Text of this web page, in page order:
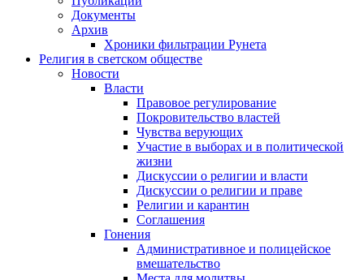
Документы
Архив
Хроники фильтрации Рунета
Религия в светском обществе
Новости
Власти
Правовое регулирование
Покровительство властей
Чувства верующих
Участие в выборах и в политической
жизни
Дискуссии о религии и власти
Дискуссии о религии и праве
Религии и карантин
Соглашения
Гонения
Административное и полицейское
вмешательство